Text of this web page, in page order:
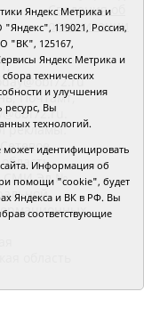
Сведения об
организации
Почтамт,
рекламы:
СМИ Эл №
область
Яндекс Метрика и
119021, Россия,
"ВК", 125167,
Яндекс Метрика и
технических
и улучшения
ресурс, Вы
технологий.
идентифицировать
Информация об
помощи "cookie", будет
Яндекса и ВК в РФ. Вы
соответствующие